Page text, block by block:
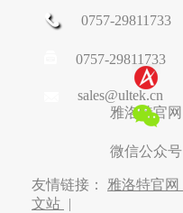
0757-29811733
0757-29811733
sales@ultek.cn
雅洛特官网
微信公众号
友情链接： 雅洛特官网
文站 |